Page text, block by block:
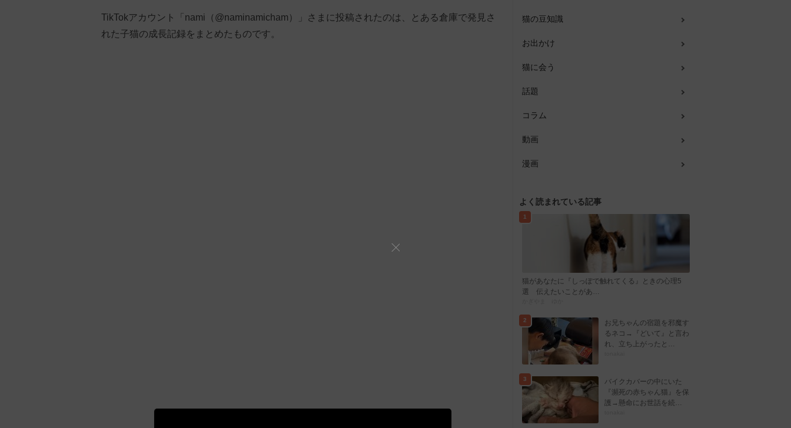
TikTokアカウント「nami（@naminamicham）」さまに投稿されたのは、とある倉庫で発見さ
れた子猫の成長記録をまとめたものです。
猫の豆知識
お出かけ
猫に会う
話題
コラム
動画
漫画
よく読まれている記事
1
猫があなたに『しっぽで触れてくる』ときの心理5
選 伝えたいことがあ…
2
お兄ちゃんの宿題を邪魔す
るネコ→『どいて』と言わ
れ、立ち上がったと…
3
バイクカバーの中にいた
『瀕死の赤ちゃん猫』を保
護→懸命にお世話を続…